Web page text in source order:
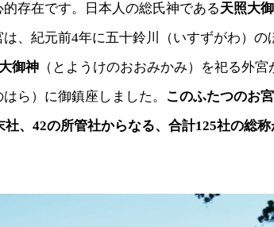
存在です。日本人の総氏神である天照大
、紀元前4年に五十鈴川（いすずがわ）の
御神 （とようけのおおみかみ）を祀る外
ら）に御鎮座しました。
このふたつのお
社、42の所管社からなる、合計125社の総